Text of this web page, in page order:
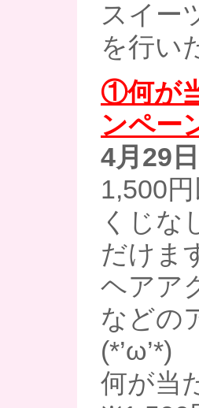
スイー
を行い
①何が
ンペー
4月29
1,500
くじな
だけま
ヘアア
などの
(*’ω’*)
何が当